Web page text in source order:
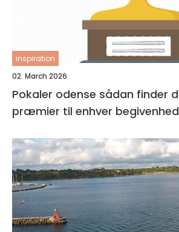
inspiration
02. March 2026
Pokaler odense sådan finder du de rette
præmier til enhver begivenhed